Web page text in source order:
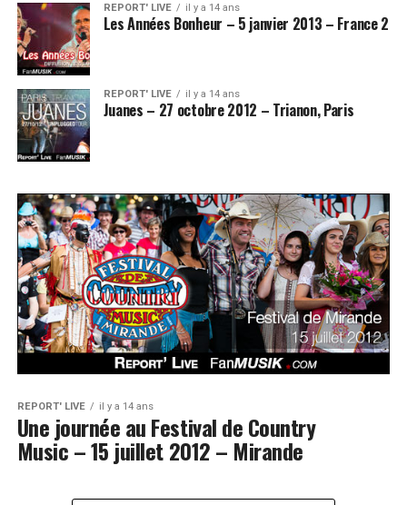
REPORT' LIVE il y a 14 ans
Les Années Bonheur – 5 janvier 2013 – France 2
REPORT' LIVE il y a 14 ans
Juanes – 27 octobre 2012 – Trianon, Paris
REPORT' LIVE il y a 14 ans
Une journée au Festival de Country
Music – 15 juillet 2012 – Mirande